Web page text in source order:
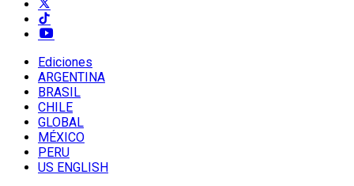
Ediciones
ARGENTINA
BRASIL
CHILE
GLOBAL
MÉXICO
PERU
US ENGLISH